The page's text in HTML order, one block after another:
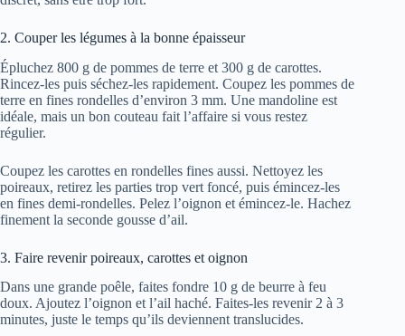
2. Couper les légumes à la bonne épaisseur
Épluchez 800 g de pommes de terre et 300 g de carottes.
Rincez-les puis séchez-les rapidement. Coupez les pommes de
terre en fines rondelles d’environ 3 mm. Une mandoline est
idéale, mais un bon couteau fait l’affaire si vous restez
régulier.
Coupez les carottes en rondelles fines aussi. Nettoyez les
poireaux, retirez les parties trop vert foncé, puis émincez-les
en fines demi-rondelles. Pelez l’oignon et émincez-le. Hachez
finement la seconde gousse d’ail.
3. Faire revenir poireaux, carottes et oignon
Dans une grande poêle, faites fondre 10 g de beurre à feu
doux. Ajoutez l’oignon et l’ail haché. Faites-les revenir 2 à 3
minutes, juste le temps qu’ils deviennent translucides.